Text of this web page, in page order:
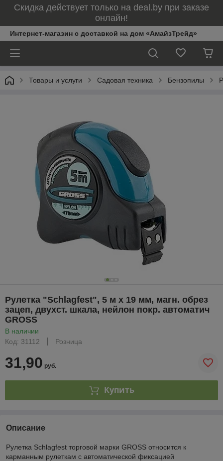
Скидка действует только на deal.by при заказе
онлайн!
Интернет-магазин с доставкой на дом «АмайзТрейд»
Товары и услуги Садовая техника Бензопилы
Рулетка "Schlagfest", 5 м x 19 мм, магн. обрез
зацеп, двухст. шкала, нейлон покр. автоматич
GROSS
В наличии
Код: 31112
Розница
31,90 руб.
Купить
Описание
Рулетка Schlagfest торговой марки GROSS относится к
карманным рулеткам с автоматической фиксацией